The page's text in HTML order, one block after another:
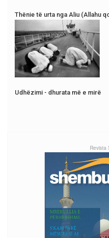
Thënie të urta nga Aliu (Allahu
Udhëzimi - dhurata më e mirë
Revista